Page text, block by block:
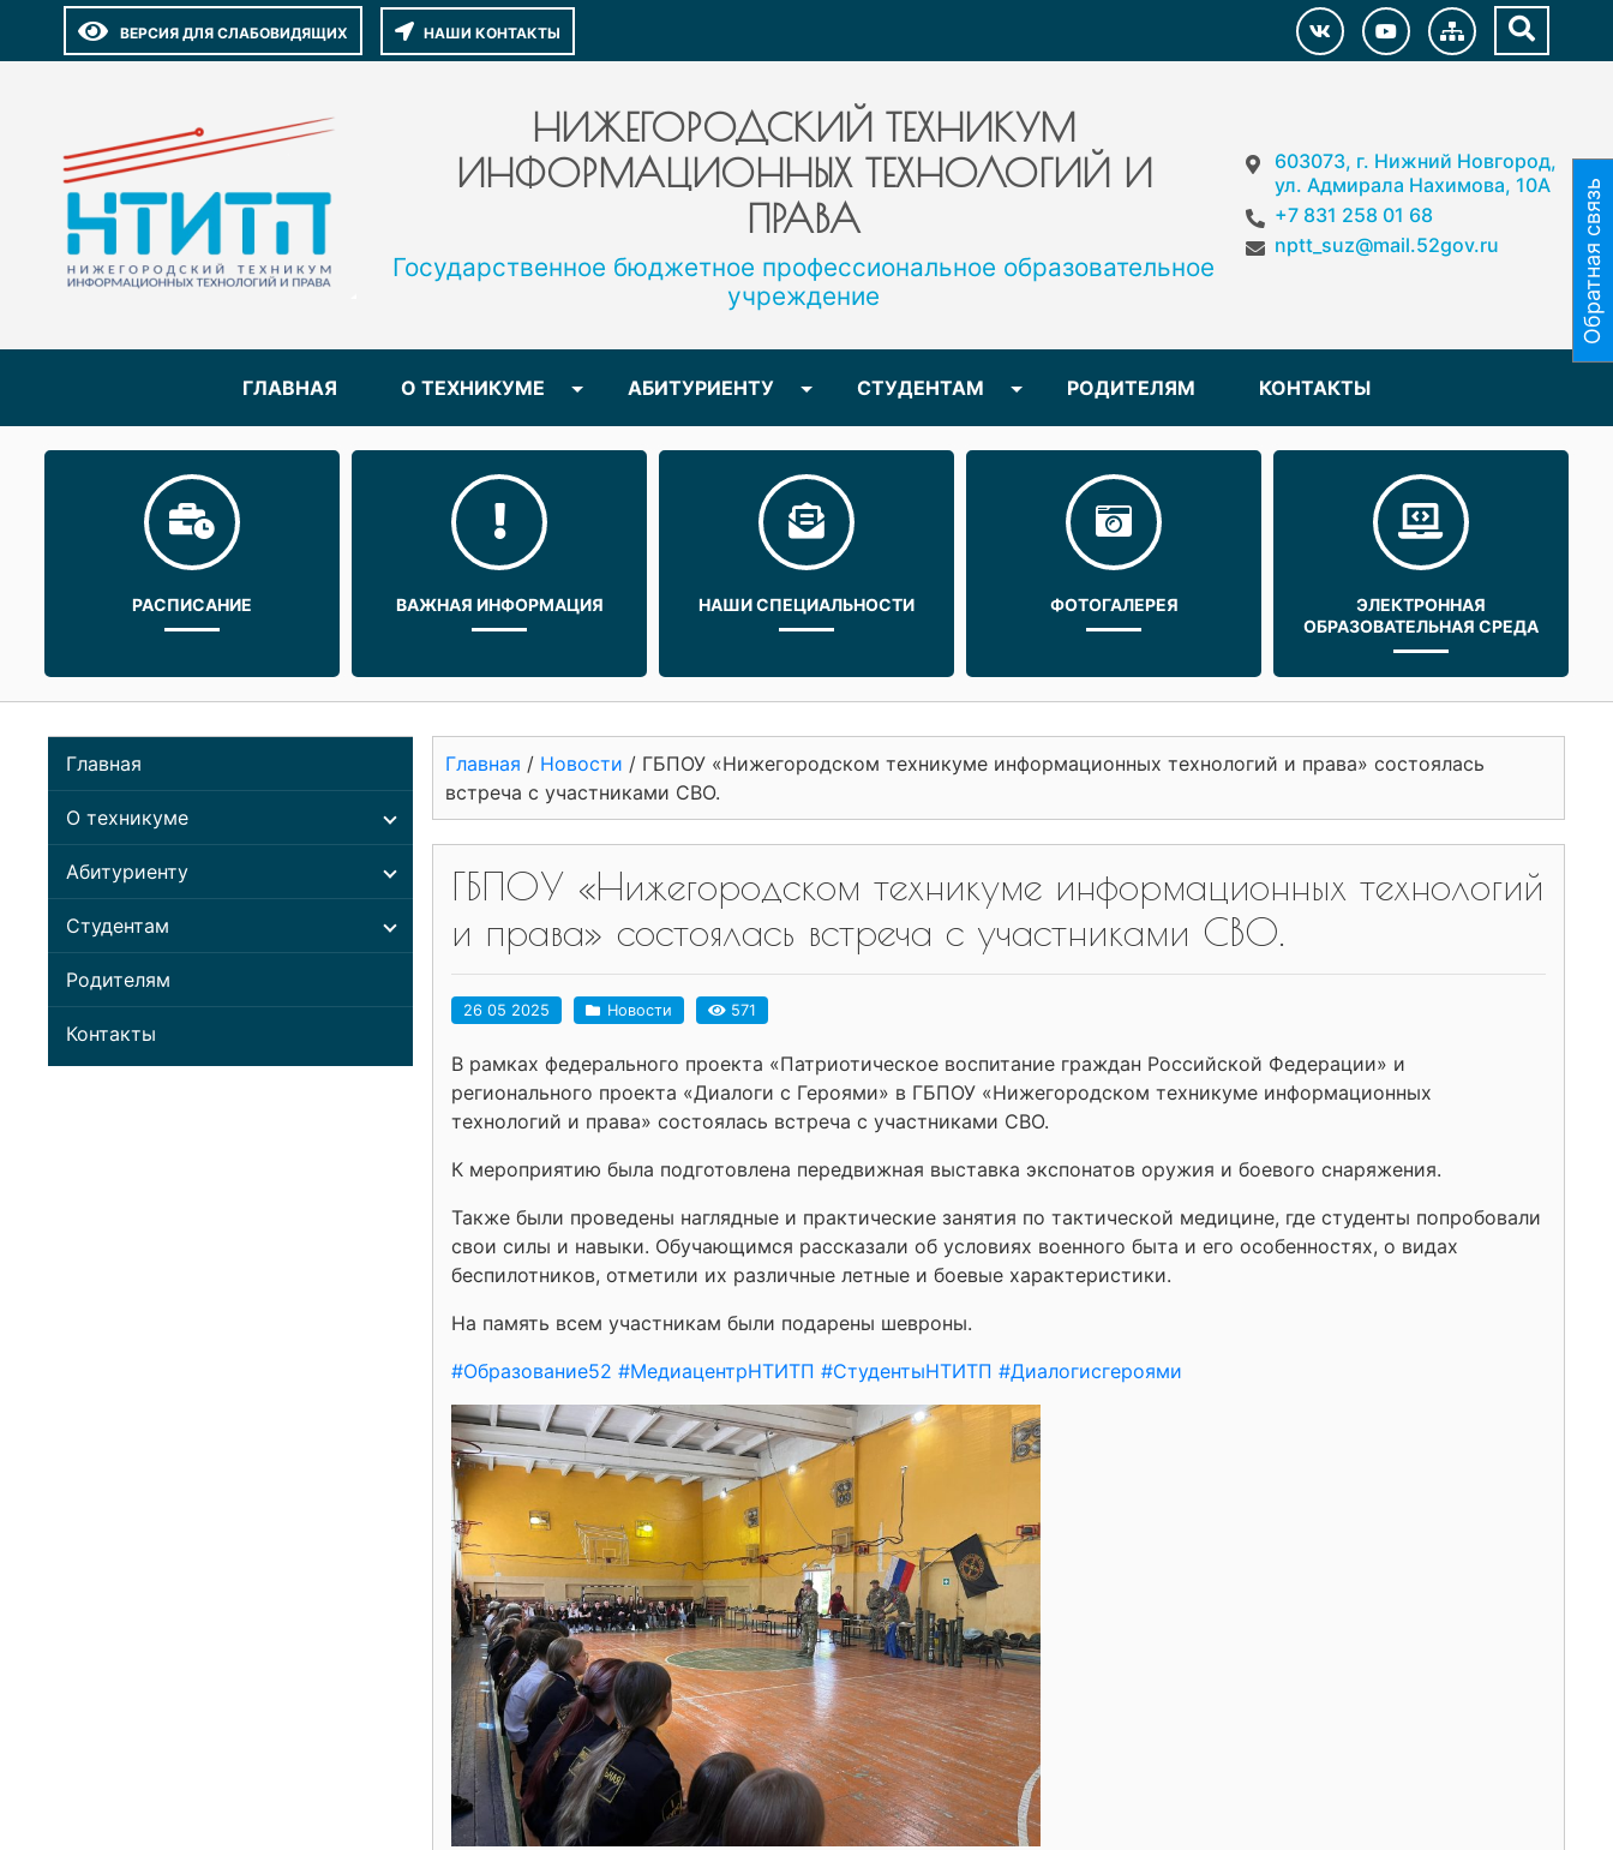
ВЕРСИЯ ДЛЯ СЛАБОВИДЯЩИХ НАШИ КОНТАКТЫ
НИЖЕГОРОДСКИЙ ТЕХНИКУМ
ИНФОРМАЦИОННЫХ ТЕХНОЛОГИЙ И
ПРАВА
Государственное бюджетное профессиональное образовательное
учреждение
603073, г. Нижний Новгород,
ул. Адмирала Нахимова, 10А
+7 831 258 01 68
nptt_suz@mail.52gov.ru
ГЛАВНАЯ О ТЕХНИКУМЕ АБИТУРИЕНТУ СТУДЕНТАМ РОДИТЕЛЯМ КОНТАКТЫ
РАСПИСАНИЕ ВАЖНАЯ ИНФОРМАЦИЯ НАШИ СПЕЦИАЛЬНОСТИ ФОТОГАЛЕРЕЯ
ЭЛЕКТРОННАЯ
ОБРАЗОВАТЕЛЬНАЯ СРЕДА
Главная
О техникуме
Абитуриенту
Студентам
Родителям
Контакты
Главная / Новости / ГБПОУ «Нижегородском техникуме информационных технологий и права» состоялась
встреча с участниками СВО.
ГБПОУ «Нижегородском техникуме информационных технологий
и права» состоялась встреча с участниками СВО.
26 05 2025 Новости 571
В рамках федерального проекта «Патриотическое воспитание граждан Российской Федерации» и
регионального проекта «Диалоги с Героями» в ГБПОУ «Нижегородском техникуме информационных
технологий и права» состоялась встреча с участниками СВО.
К мероприятию была подготовлена передвижная выставка экспонатов оружия и боевого снаряжения.
Также были проведены наглядные и практические занятия по тактической медицине, где студенты попробовали
свои силы и навыки. Обучающимся рассказали об условиях военного быта и его особенностях, о видах
беспилотников, отметили их различные летные и боевые характеристики.
На память всем участникам были подарены шевроны.
#Образование52 #МедиацентрНТИТП #СтудентыНТИТП #Диалогисгероями
Обратная связь